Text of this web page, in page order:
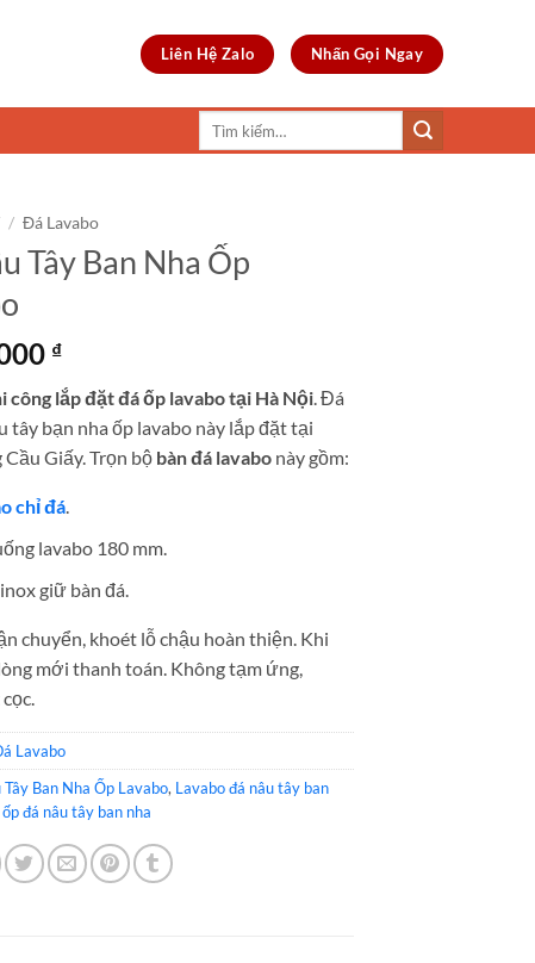
Liên Hệ Zalo Nhấn Gọi Ngay
/ Đá Lavabo
Tây Ban Nha Ốp
₫
công lắp đặt đá ốp lavabo tại Hà Nội. Đá
tây bạn nha ốp lavabo này lắp đặt tại
Cầu Giấy. Trọn bộ bàn đá lavabo này gồm:
chỉ đá.
lavabo 180 mm.
giữ bàn đá.
chuyển, khoét lỗ chậu hoàn thiện. Khi
mới thanh toán. Không tạm ứng,
Lavabo
Ban Nha Ốp Lavabo, Lavabo đá nâu tây ban
đá nâu tây ban nha